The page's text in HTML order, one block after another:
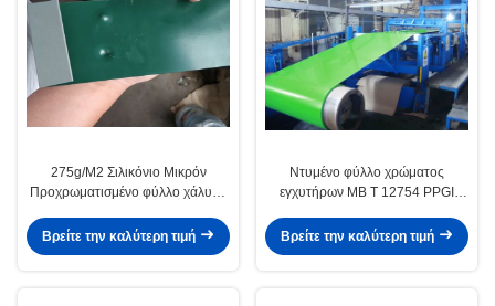
275g/M2 Σιλικόνιο Μικρόν
Προχρωματισμένο φύλλο χάλυβα
Ζύκλιο σπείρες
Βρείτε την καλύτερη τιμή
Ντυμένο φύλλο χρώματος
εγχυτήρων ΜΒ Τ 12754 PPGI
Βρείτε την καλύτερη τιμή